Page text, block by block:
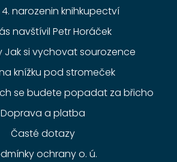
narozenin knihkupectví
navštívil Petr Horáček
Jak si vychovat sourozence
knížku pod stromeček
se budete popadat za břicho
Doprava a platba
Časté dotazy
ochrany o. ú.